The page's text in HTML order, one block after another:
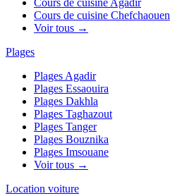
Cours de cuisine Agadir
Cours de cuisine Chefchaouen
Voir tous →
Plages
Plages Agadir
Plages Essaouira
Plages Dakhla
Plages Taghazout
Plages Tanger
Plages Bouznika
Plages Imsouane
Voir tous →
Location voiture